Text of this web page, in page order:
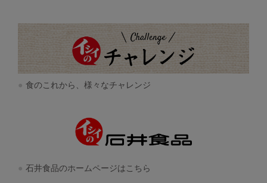
食のこれから、様々なチャレンジ
石井食品のホームページはこちら